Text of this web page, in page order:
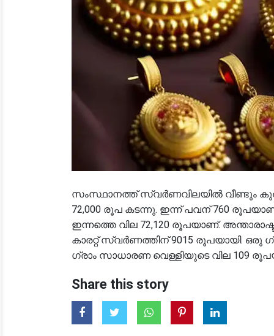
സംസ്ഥാനത്ത് സ്വർണവിലയിൽ വീണ്ടും
72,000 രൂപ കടന്നു. ഇന്ന് പവന് 760
ഇന്നത്തെ വില 72,120 രൂപയാണ്.
കാരറ്റ് സ്വർണത്തിന് 9015 രൂപയായി. ഒരു
ഗ്രാം സാധാരണ വെള്ളിയുടെ വില 109
Share this story